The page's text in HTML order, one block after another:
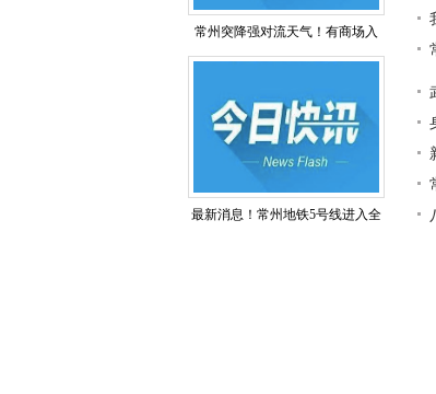
常州突降强对流天气！有商场入
最新消息！常州地铁5号线进入全